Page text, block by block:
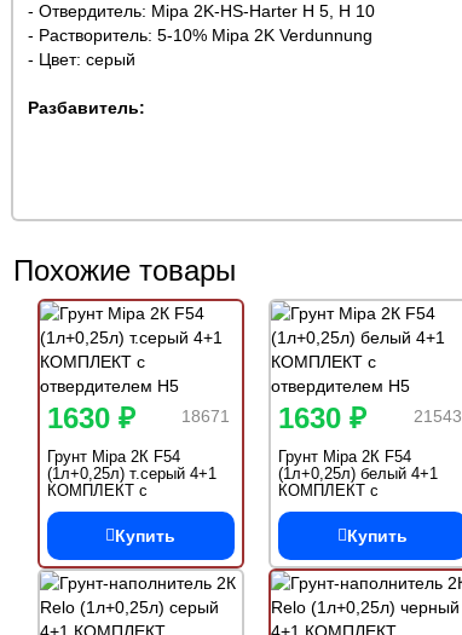
- Отвердитель: Mipa 2K-HS-Harter H 5, H 10
- Растворитель: 5-10% Mipa 2K Verdunnung
- Цвет: серый
Разбавитель:
Похожие товары
18671
1630 ₽
Грунт Mipa 2К F54
(1л+0,25л) т.серый 4+1
КОМПЛЕКТ с
отвердителем H5
Купить
21543
1630 ₽
Грунт Mipa 2К F54
(1л+0,25л) белый 4+1
КОМПЛЕКТ с
отвердителем H5
Купить